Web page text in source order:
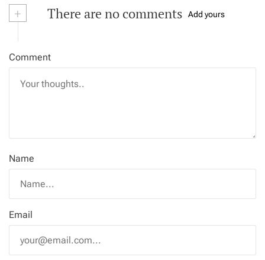
+ There are no comments Add yours
Comment
Name
Email